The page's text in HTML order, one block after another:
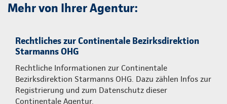
Mehr von Ihrer Agentur:
Rechtliches zur Continentale Bezirksdirektion
Starmanns OHG
Rechtliche Informationen zur Continentale
Bezirksdirektion Starmanns OHG. Dazu zählen Infos zur
Registrierung und zum Datenschutz dieser
Continentale Agentur.